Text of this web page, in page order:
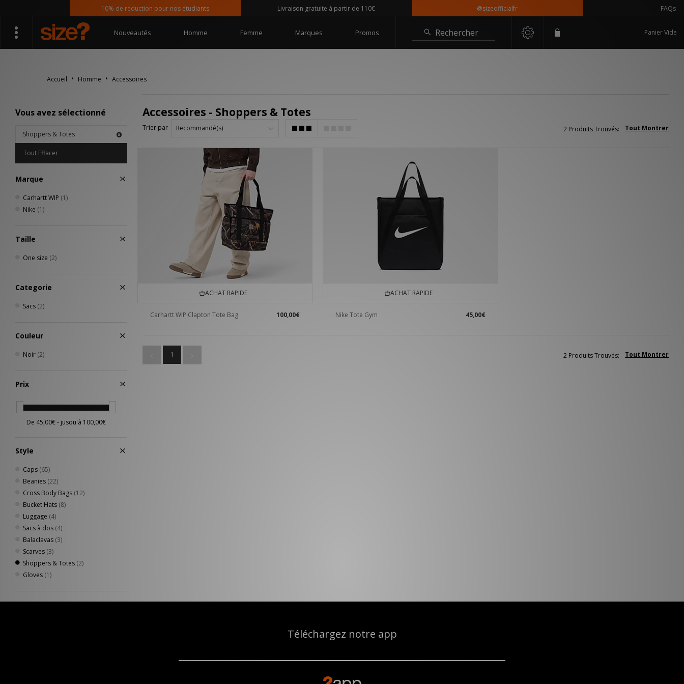
10% de réduction pour nos étudiants Livraison gratuite à partir de 110€ @sizeofficialfr FAQs
Nouveautés Homme Femme Marques Promos Rechercher Panier Vide
Accueil Homme Accessoires
Vous avez sélectionné
Shoppers & Totes
Tout Effacer
Marque
Carhartt WIP (1)
Nike (1)
Taille
One size (2)
Categorie
Sacs (2)
Couleur
Noir (2)
Prix
Style
Caps (65)
Beanies (22)
Cross Body Bags (12)
Bucket Hats (8)
Luggage (4)
Sacs à dos (4)
Balaclavas (3)
Scarves (3)
Shoppers & Totes (2)
Gloves (1)
Accessoires - Shoppers & Totes
Trier par Tout Montrer
2 Produits Trouvés:
ACHAT RAPIDE
Carhartt WIP Clapton Tote Bag 100,00€
ACHAT RAPIDE
Nike Tote Gym 45,00€
1 Tout Montrer
2 Produits Trouvés:
Téléchargez notre app